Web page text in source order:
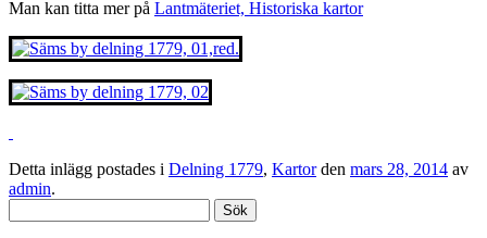
Man kan titta mer på Lantmäteriet, Historiska kartor
Detta inlägg postades i Delning 1779, Kartorden mars 28, 2014 av
admin.
efter: